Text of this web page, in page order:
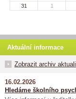
31
1
Aktuální informace
Zobrazit archiv
16.02.2026
Hledáme školního